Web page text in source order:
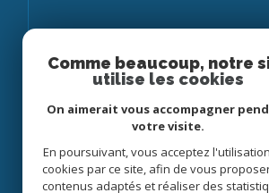
Espace
PROPRIÉTAIRE
Se connecter
© 2026
Comme beaucoup, notre
utilise les cookies
On aimerait vous accompagner
votre visite.
En poursuivant, vous acceptez
cookies par ce site, afin de vous
contenus adaptés et réaliser des